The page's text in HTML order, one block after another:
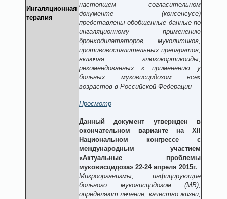
Ингаляционная
терапия
настоящем согласительном
документе (консенсусе)
представлены обобщенные данные по
ингаляционному применению
бронходилататоров, муколитиков,
противовоспалительных препаратов,
включая глюкокортикоиды,
рекомендованных к применению у
больных муковисцидозом всех
возрастов в Российской Федерации
Просмотр
Данный документ утвержден в
окончательном варианте на XII
Национальном конгрессе с
международным участием
«Актуальные проблемы
муковисцидоза» 22-24 апреля 2015г.
Микроорганизмы, инфицирующие
больного муковисцидозом (МВ),
определяют лечение, качество жизни,